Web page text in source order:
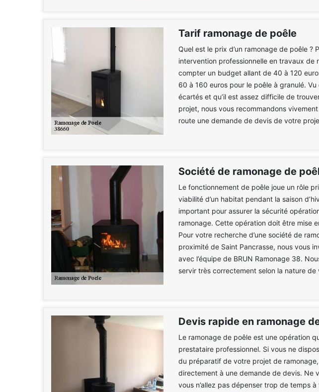
Tarif ramonage de poêle
Quel est le prix d’un ramonage de poêle ?
intervention professionnelle en travaux de
compter un budget allant de 40 à 120
60 à 160 euros pour le poêle à granulé.
écartés et qu’il est assez difficile de
projet, nous vous recommandons
route une demande de devis de votre
Société de ramonage de
Le fonctionnement de poêle joue un rôle
viabilité d’un habitat pendant la saison
important pour assurer la sécurité
ramonage. Cette opération doit être mise
Pour votre recherche d’une société de
proximité de Saint Pancrasse, nous vous
avec l’équipe de BRUN Ramonage 38.
servir très correctement selon la nature de
Devis rapide en ramonage
Le ramonage de poêle est une opération
prestataire professionnel. Si vous ne
du préparatif de votre projet de
directement à une demande de devis. Ne
vous n’allez pas dépenser trop de temps